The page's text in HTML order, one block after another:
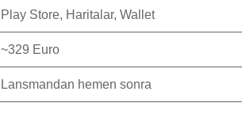
Play Store, Haritalar, Wallet
~329 Euro
Lansmandan hemen sonra